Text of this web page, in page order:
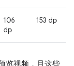
106
dp
153 dp
览视频，且这些